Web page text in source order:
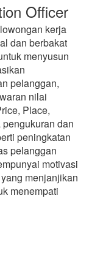
Officer
kerja
dan berbakat
menyusun
pelanggan,
nilai
Place,
dan
peningkatan
pelanggan
motivasi
menjanjikan
menempati